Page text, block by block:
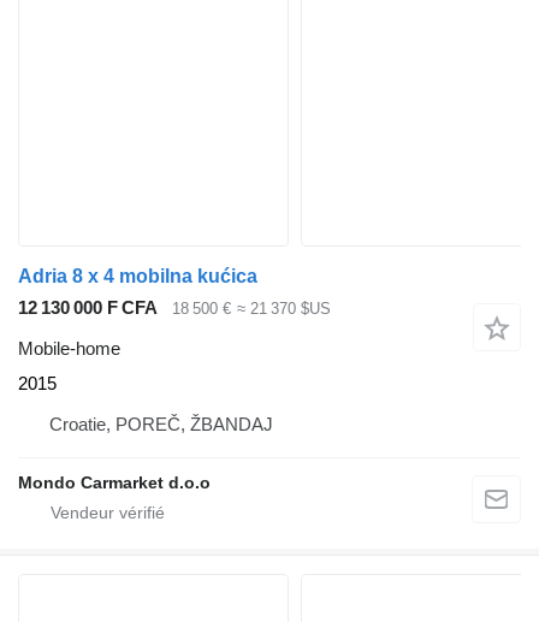
Adria 8 x 4 mobilna kućica
12 130 000 F CFA
18 500 € ≈ 21 370 $US
Mobile-home
2015
Croatie, POREČ, ŽBANDAJ
Mondo Carmarket d.o.o